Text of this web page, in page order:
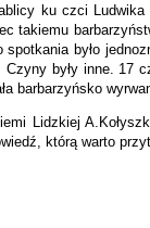
ku czci
było
były inne.
barbarzyńsko
Lidzkiej
którą warto